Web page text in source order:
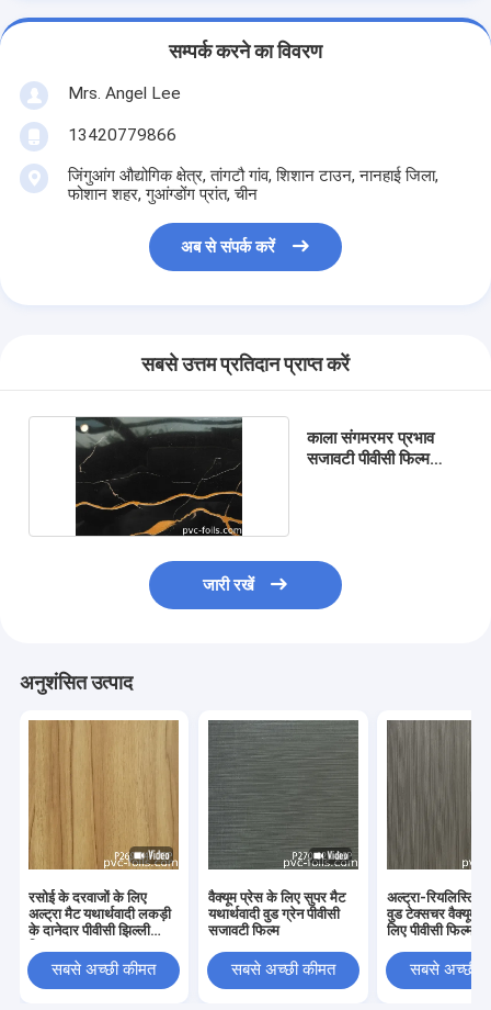
सम्पर्क करने का विवरण
Mrs. Angel Lee
13420779866
जिंगुआंग औद्योगिक क्षेत्र, तांगटौ गांव, शिशान टाउन, नानहाई जिला,
फोशान शहर, गुआंग्डोंग प्रांत, चीन
अब से संपर्क करें
सबसे उत्तम प्रतिदान प्राप्त करें
काला संगमरमर प्रभाव
सजावटी पीवीसी फिल्म
जारी रखें
अनुशंसित उत्पाद
रसोई के दरवाजों के लिए
अल्ट्रा मैट यथार्थवादी लकड़ी
के दानेदार पीवीसी झिल्ली
सबसे अच्छी कीमत
वैक्यूम प्रेस के लिए सुपर मैट
यथार्थवादी वुड ग्रेन पीवीसी
सजावटी फिल्म
सबसे अच्छी कीमत
अल्ट्रा-
वुड टेक्सचर वैक्यूम
लिए पीवीसी फिल्म
सबसे अच्छी